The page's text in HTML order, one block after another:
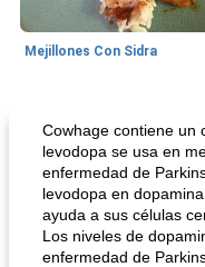
Mejillones Con Sidra
Cowhage contiene un
levodopa se usa en
enfermedad de
levodopa en
ayuda a sus células
Los niveles de
enfermedad de